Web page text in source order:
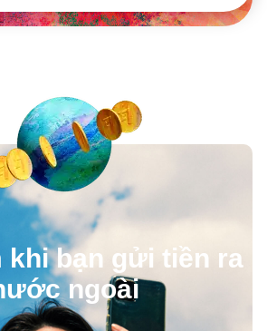
khi bạn gửi tiền ra
ngoài